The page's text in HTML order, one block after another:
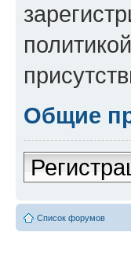
Общие
Список форумов